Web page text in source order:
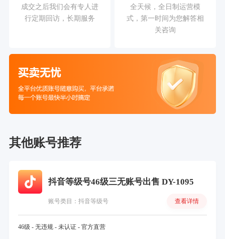
成交之后我们会有专人进
行定期回访，长期服务
全天候，全日制运营模
式，第一时间为您解答相
关咨询
其他账号推荐
抖音等级号46级三无账号出售 DY-1095
账号类目：抖音等级号 查看详情
46级 - 无违规 - 未认证 - 官方直营